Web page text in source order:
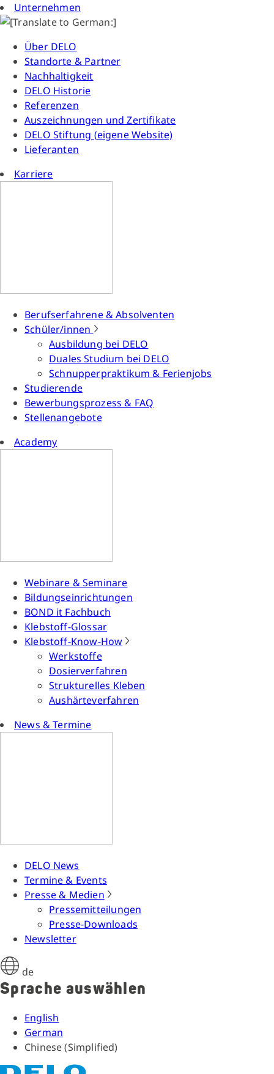
Unternehmen
Über DELO
Standorte & Partner
Nachhaltigkeit
DELO Historie
Referenzen
Auszeichnungen und Zertifikate
DELO Stiftung (eigene Website)
Lieferanten
Karriere
Berufserfahrene & Absolventen
Schüler/innen
Ausbildung bei DELO
Duales Studium bei DELO
Schnupperpraktikum & Ferienjobs
Studierende
Bewerbungsprozess & FAQ
Stellenangebote
Academy
Webinare & Seminare
Bildungseinrichtungen
BOND it Fachbuch
Klebstoff-Glossar
Klebstoff-Know-How
Werkstoffe
Dosierverfahren
Strukturelles Kleben
Aushärteverfahren
News & Termine
DELO News
Termine & Events
Presse & Medien
Pressemitteilungen
Presse-Downloads
Newsletter
de
Sprache auswählen
English
German
Chinese (Simplified)